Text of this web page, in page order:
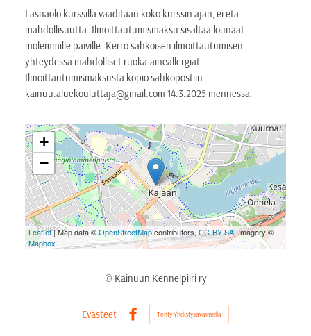
Läsnäolo kurssilla vaaditaan koko kurssin ajan, ei etä
mahdollisuutta. Ilmoittautumismaksu sisältää lounaat
molemmille päiville. Kerro sähköisen ilmoittautumisen
yhteydessä mahdolliset ruoka-aineallergiat.
Ilmoittautumismaksusta kopio sähköpostiin
kainuu.aluekouluttaja@gmail.com 14.3.2025 mennessä.
+
−
Leaflet| Map data ©OpenStreetMapcontributors,CC-BY-SA, Imagery ©
Mapbox
© Kainuun Kennelpiiri ry
Evästeet
Tehty Yhdistysavaimella